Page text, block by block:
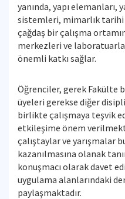
yanında, yapı elemanları,
sistemleri, mimarlık
çağdaş bir çalışma
merkezleri ve
önemli katkı sağlar.
Öğrenciler, gerek Fakülte
üyeleri gerekse diğer
birlikte çalışmaya teşvik
etkileşime önem
çalıştaylar ve yarışmalar
kazanılmasına olanak
konuşmacı olarak davet
uygulama alanlarındaki
paylaşmaktadır.